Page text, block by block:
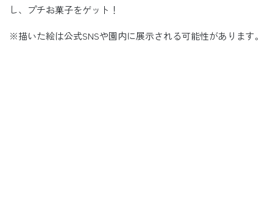
し、プチお菓子をゲット！
※描いた絵は公式SNSや園内に展示される可能性があります。